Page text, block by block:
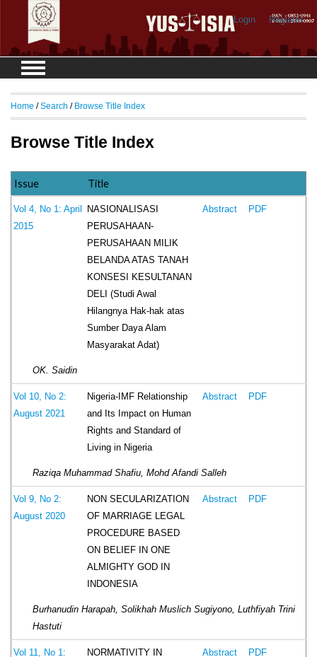
Login Register
Home /Search / Browse Title Index
Browse Title Index
Issue Title
Vol 4, No 1: April
2015
NASIONALISASI
PERUSAHAAN-
PERUSAHAAN MILIK
BELANDA ATAS TANAH
KONSESI KESULTANAN
DELI (Studi Awal
Hilangnya Hak-hak atas
Sumber Daya Alam
Masyarakat Adat)
Abstract PDF
OK. Saidin
Vol 10, No 2:
August 2021
Nigeria-IMF Relationship
and Its Impact on Human
Rights and Standard of
Living in Nigeria
Abstract PDF
Raziqa Muhammad Shafiu, Mohd Afandi Salleh
Vol 9, No 2:
August 2020
NON SECULARIZATION
OF MARRIAGE LEGAL
PROCEDURE BASED
ON BELIEF IN ONE
ALMIGHTY GOD IN
INDONESIA
Abstract PDF
Burhanudin Harapah, Solikhah Muslich Sugiyono, Luthfiyah Trini
Hastuti
Vol 11, No 1:
NORMATIVITY IN
Abstract PDF